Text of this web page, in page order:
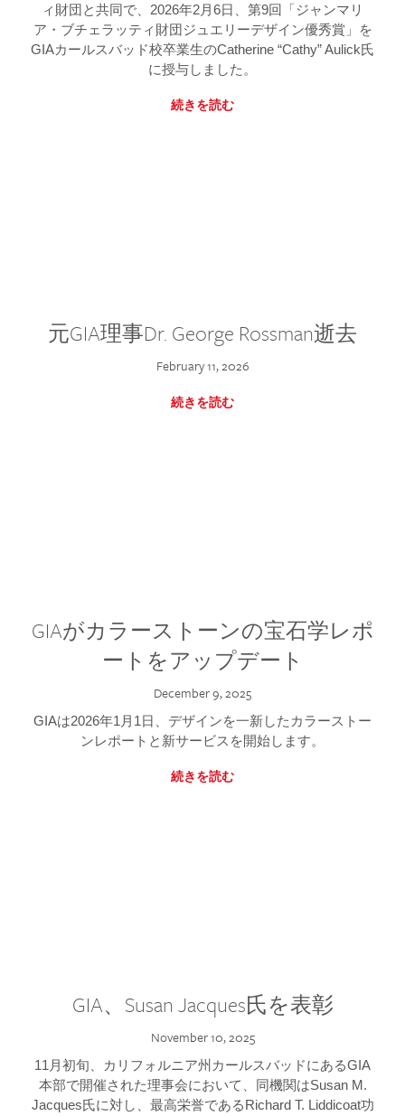
ィ財団と共同で、2026年2月6日、第9回「ジャンマリ
ア・ブチェラッティ財団ジュエリーデザイン優秀賞」を
GIAカールスバッド校卒業生のCatherine “Cathy” Aulick氏
に授与しました。
続きを読む
元GIA理事Dr. George Rossman逝去
February 11, 2026
続きを読む
GIAがカラーストーンの宝石学レポ
ートをアップデート
December 9, 2025
GIAは2026年1月1日、デザインを一新したカラーストー
ンレポートと新サービスを開始します。
続きを読む
GIA、Susan Jacques氏を表彰
November 10, 2025
11月初旬、カリフォルニア州カールスバッドにあるGIA
本部で開催された理事会において、同機関はSusan M.
Jacques氏に対し、最高栄誉であるRichard T. Liddicoat功